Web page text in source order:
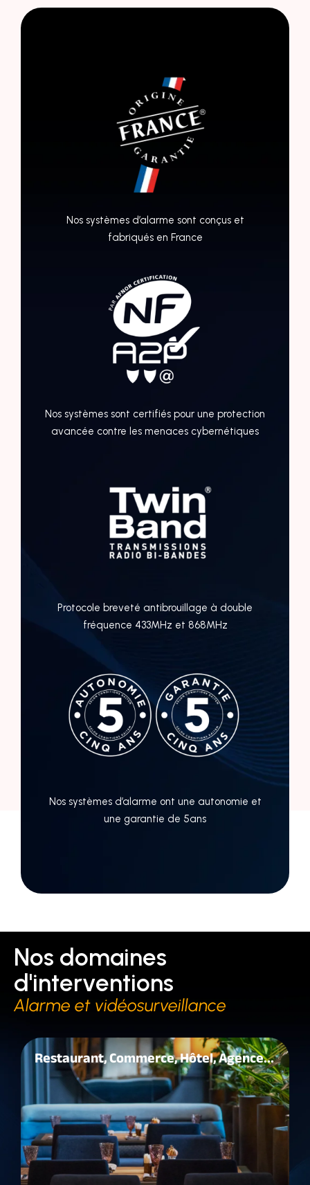
Nos systèmes d’alarme sont conçus et
fabriqués en France
Nos systèmes sont certifiés pour une protection
avancée contre les menaces cybernétiques
Protocole breveté antibrouillage à double
fréquence 433MHz et 868MHz
Nos systèmes d’alarme ont une autonomie et
une garantie de 5ans
Nos domaines
d'interventions
Alarme et vidéosurveillance
Restaurant, Commerce, Hôtel, Agence...